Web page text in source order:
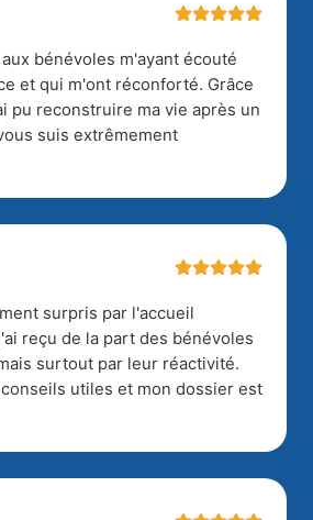
bénévoles m'ayant écouté
et qui m'ont réconforté. Grâce
pu reconstruire ma vie après un
suis extrêmement
surpris par l'accueil
reçu de la part des bénévoles
surtout par leur réactivité.
utiles et mon dossier est